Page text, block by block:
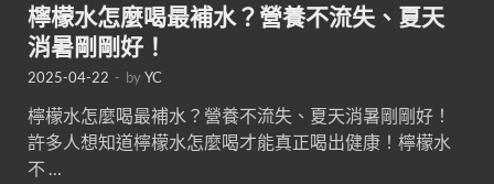
檸檬水怎麼喝最補水？營養不流失、夏天
消暑剛剛好！
2025-04-22 - byYC
檸檬水怎麼喝最補水？營養不流失、夏天消暑剛剛好！
許多人想知道檸檬水怎麼喝才能真正喝出健康！檸檬水
不 …